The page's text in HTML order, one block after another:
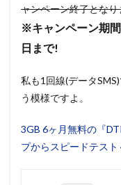
ャンペーン終了となり
※キャンペーン期
日まで!
私も1回線(データ
う模様ですよ。
3GB 6ヶ月無料の『
プからスピードテス